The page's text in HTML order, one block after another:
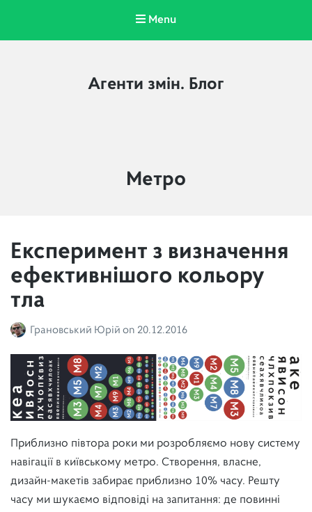
Menu
Агенти змін. Блог
Category:
Метро
Експеримент з визначення
ефективнішого кольору
тла
Грановський Юрій on 20.12.2016
Приблизно півтора роки ми розробляємо нову систему
навігації в київському метро. Створення, власне,
дизайн-макетів забирає приблизно 10% часу. Решту
часу ми шукаємо відповіді на запитання: де повинні